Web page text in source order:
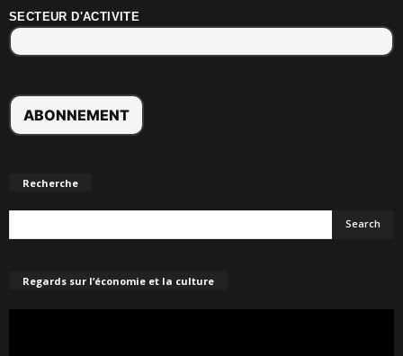
SECTEUR D'ACTIVITE
Recherche
Regards sur l’économie et la culture